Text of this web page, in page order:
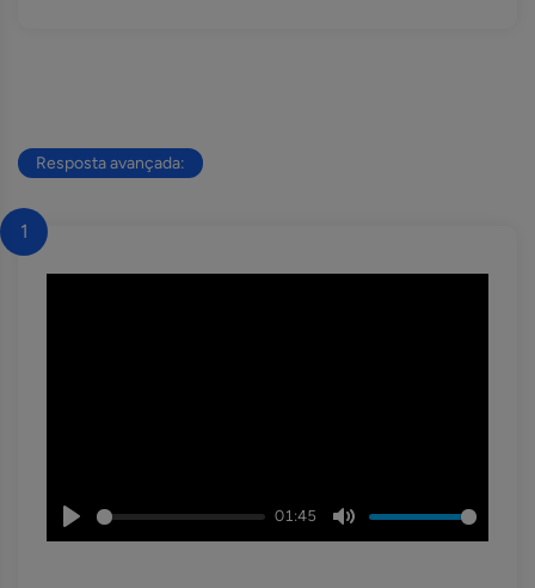
Resposta avançada:
Play
01:45
Mute
1